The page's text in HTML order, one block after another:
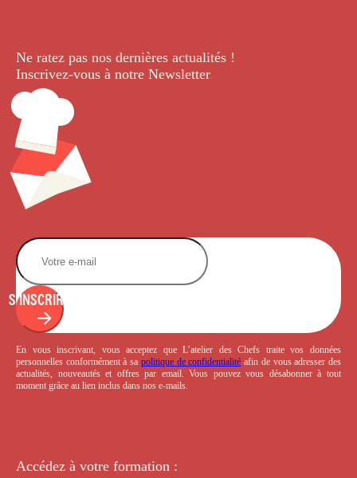
Ne ratez pas nos dernières actualités !
Inscrivez-vous à notre Newsletter.
S'INSCRIRE
En vous inscrivant, vous acceptez que L’atelier des Chefs traite vos données
personnelles conformément à sa politique de confidentialité afin de vous adresser des
actualités, nouveautés et offres par email. Vous pouvez vous désabonner à tout
moment grâce au lien inclus dans nos e-mails.
Accédez à votre formation :